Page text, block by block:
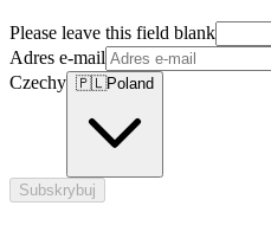
Please leave this field blank
Adres e-mail
Czechy 🇵🇱Poland
Subskrybuj